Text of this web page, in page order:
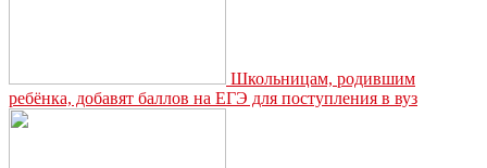
Школьницам, родившим
ребёнка, добавят баллов на ЕГЭ для поступления в вуз